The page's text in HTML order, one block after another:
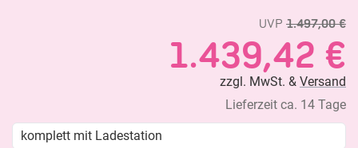
UVP 1.497,00 €
1.439,42 €
zzgl. MwSt. & Versand
Lieferzeit ca. 14 Tage
komplett mit Ladestation